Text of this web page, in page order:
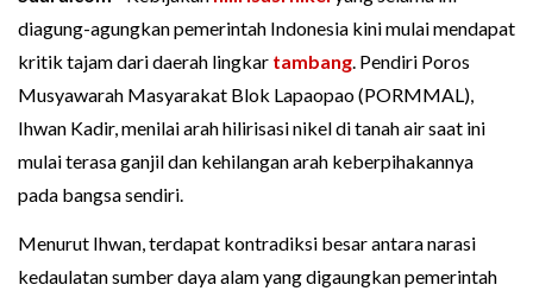
diagung-agungkan pemerintah Indonesia kini mulai mendapat
kritik tajam dari daerah lingkar tambang. Pendiri Poros
Musyawarah Masyarakat Blok Lapaopao (PORMMAL),
Ihwan Kadir, menilai arah hilirisasi nikel di tanah air saat ini
mulai terasa ganjil dan kehilangan arah keberpihakannya
pada bangsa sendiri.
Menurut Ihwan, terdapat kontradiksi besar antara narasi
kedaulatan sumber daya alam yang digaungkan pemerintah